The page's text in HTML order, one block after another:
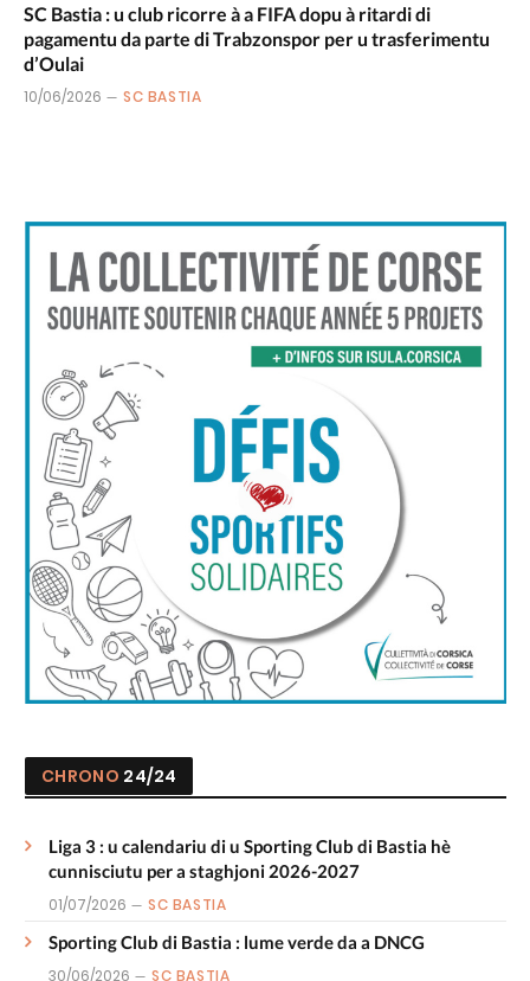
SC Bastia : u club ricorre à a FIFA dopu à ritardi di
pagamentu da parte di Trabzonspor per u trasferimentu
d’Oulai
10/06/2026 SC BASTIA
CHRONO 24/24
Liga 3 : u calendariu di u Sporting Club di Bastia hè
cunnisciutu per a staghjoni 2026-2027
01/07/2026 SC BASTIA
Sporting Club di Bastia : lume verde da a DNCG
30/06/2026 SC BASTIA